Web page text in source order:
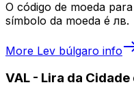
O código de moeda
símbolo da moeda é лв.
More Lev búlgaro info
VAL - Lira da